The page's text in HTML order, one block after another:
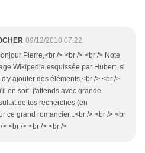
09/12/2010 07:22
Pierre,<br /> <br /> <br /> Note
Wikipedia esquissée par Hubert, si
ajouter des éléments.<br /> <br />
en soit, j'attends avec grande
de tes recherches (en
ce grand romancier...<br /> <br /> <br
> <br /> <br /> <br />